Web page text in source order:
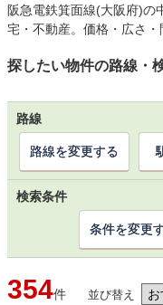
阪急電鉄箕面線(大阪府)の
宅・不動産。価格・広さ
探したい物件の路線・
路線
路線を変更する
検索条件
条件を変更
354件 並び替え